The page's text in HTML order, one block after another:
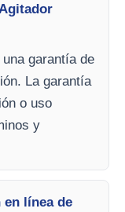
garantía de
La garantía
o uso
y
línea de